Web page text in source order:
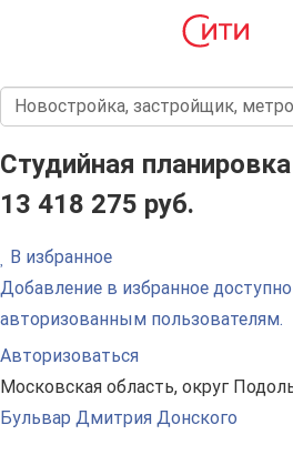
Студийная планировка
13 418 275 руб.
В избранное
Добавление в избранное
авторизованным пользователям.
Авторизоваться
Московская область, округ
Бульвар Дмитрия Донского